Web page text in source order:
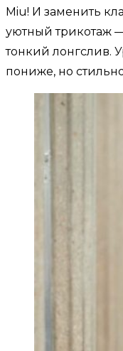
Miu! И заменить
уютный трикотаж
тонкий лонгслив.
пониже, но